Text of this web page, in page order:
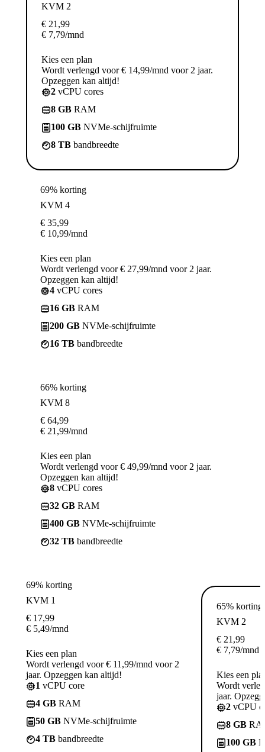
KVM 2
€ 21,99
€ 7,79/mnd
Kies een plan
Wordt verlengd voor € 14,99/mnd voor 2 jaar.
Opzeggen kan altijd!
2 vCPU cores
8 GB RAM
100 GB NVMe-schijfruimte
8 TB bandbreedte
69% korting
KVM 4
€ 35,99
€ 10,99/mnd
Kies een plan
Wordt verlengd voor € 27,99/mnd voor 2 jaar.
Opzeggen kan altijd!
4 vCPU cores
16 GB RAM
200 GB NVMe-schijfruimte
16 TB bandbreedte
66% korting
KVM 8
€ 64,99
€ 21,99/mnd
Kies een plan
Wordt verlengd voor € 49,99/mnd voor 2 jaar.
Opzeggen kan altijd!
8 vCPU cores
32 GB RAM
400 GB NVMe-schijfruimte
32 TB bandbreedte
69% korting
KVM 1
€ 17,99
€ 5,49/mnd
Kies een plan
Wordt verlengd voor € 11,99/mnd voor 2
jaar. Opzeggen kan altijd!
1 vCPU core
4 GB RAM
50 GB NVMe-schijfruimte
4 TB bandbreedte
65% korting
KVM 2
€ 21,99
€ 7,79/mnd
Kies een
Wordt
jaar.
2 vCPU
8 GB
100 GB